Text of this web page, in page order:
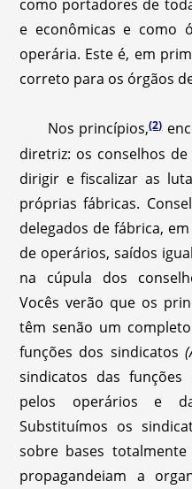
como portadores de
e econômicas e como
operária. Este é, em
correto para os órgãos
Nos princípios,(2)
diretriz: os conselhos
dirigir e fiscalizar as
próprias fábricas.
delegados de fábrica,
de operários, saídos
na cúpula dos
Vocês verão que os
têm senão um
funções dos sindicatos
sindicatos das
pelos operários e
Substituímos os
sobre bases
propagandeiam a